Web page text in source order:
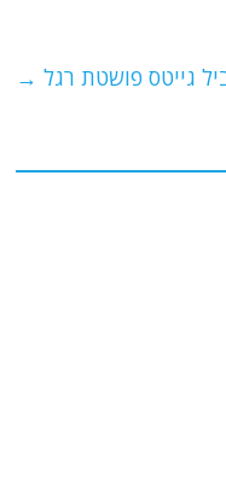
גייטס פושטת רגל →